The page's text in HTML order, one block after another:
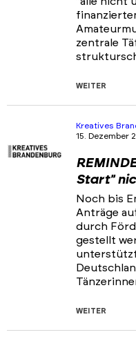
zentrale
WEITER
Kreatives
15. Dezember
Start"
Noch bis
Anträge
durch
gestellt
WEITER